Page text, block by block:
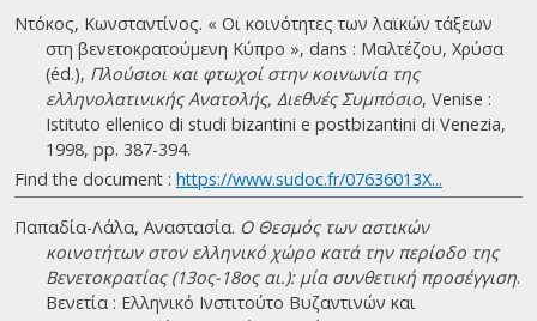
Ντόκος, Κωνσταντίνος. « Οι κοινότητες των λαϊκών τάξεων
στη βενετοκρατούμενη Κύπρο », dans : Μαλτέζου, Χρύσα
(éd.), Πλούσιοι και φτωχοί στην κοινωνία της
ελληνολατινικής Ανατολής, Διεθνές Συμπόσιο, Venise :
Istituto ellenico di studi bizantini e postbizantini di Venezia,
1998, pp. 387-394.
Find the document : https://www.sudoc.fr/07636013X...
Παπαδία-Λάλα, Αναστασία. Ο Θεσμός των αστικών
κοινοτήτων στον ελληνικό χώρο κατά την περίοδο της
Βενετοκρατίας (13ος-18ος αι.): μία συνθετική προσέγγιση.
Βενετία : Ελληνικό Ινστιτούτο Βυζαντινών και